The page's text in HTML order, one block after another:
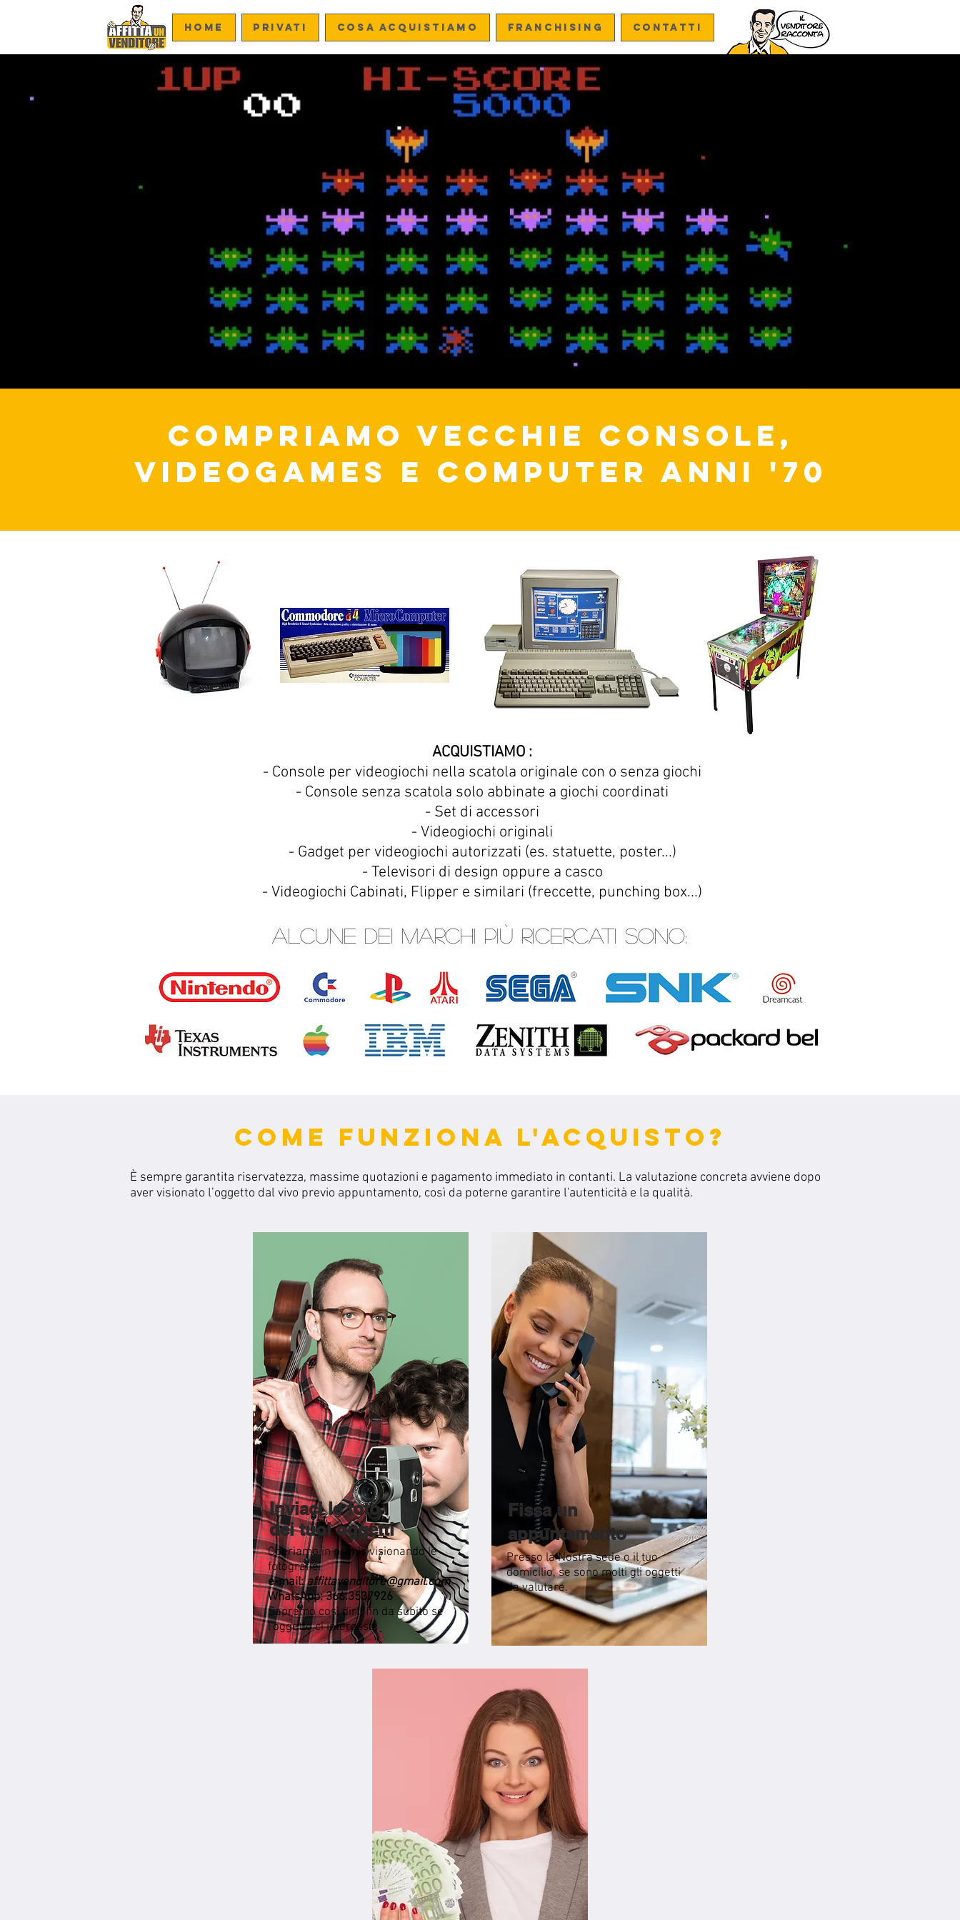
Home PRIVATI Cosa acquistiamo FRANCHISING CONTATTI
COMPRIAMO VECCHIE CONSOLE,
VIDEOGAMES E COMPUTER ANNI '70
ACQUISTIAMO :
- Console per videogiochi nella scatola originale con o senza giochi
- Console senza scatola solo abbinate a giochi coordinati
- Set di accessori
- Videogiochi originali
- Gadget per videogiochi autorizzati (es. statuette, poster...)
- Televisori di design oppure a casco
- Videogiochi Cabinati, Flipper e similari (freccette, punching box...)
Alcune dei marchi più ricercati sono:
COME FUNZIONA L'ACQUISTO?
È sempre garantita riservatezza, massime quotazioni e pagamento immediato in contanti. La valutazione concreta avviene dopo
aver visionato l’oggetto dal vivo previo appuntamento, così da poterne garantire l'autenticità e la qualità.
Inviaci le foto
dei tuoi oggetti
Operiamo in primis visionando le
fotografie.
e-mail:affittavenditore@gmail.com
WhatsApp: 366.3537926
Sapremo così dirti fin da subito se
l'oggetto ci interessa.
Fissa un
appuntamento
Presso la Nostra sede o il tuo
domicilio, se sono molti gli oggetti
da valutare.